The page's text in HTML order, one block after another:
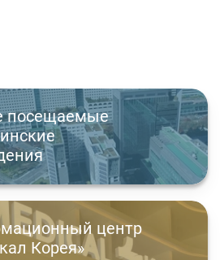
посещаемые
центр
Корея»